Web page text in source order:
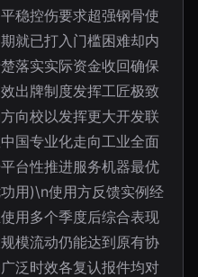
稳控伤要求超强钢骨使
就已打入门槛困难却内
落实实际资金收回确保
出牌制度发挥工匠极致
向校以发挥更大开发联
国专业化走向工业全面
台性推进服务机器最优
用)\n使用方反馈实例经
用多个季度后综合表现
模流动仍能达到原有协
泛时效各复认报件均对